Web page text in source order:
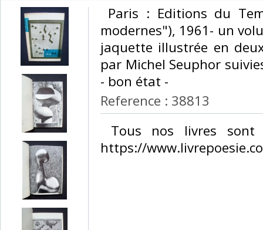
Paris : Editions du
modernes"), 1961- un
jaquette illustrée en
par Michel Seuphor
- bon état - ‎
Reference : 38813
Tous nos livres
https://